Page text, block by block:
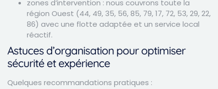
zones d’intervention : nous couvrons toute la
région Ouest (44, 49, 35, 56, 85, 79, 17, 72, 53, 29, 22,
86) avec une flotte adaptée et un service local
réactif.
Astuces d’organisation pour optimiser
sécurité et expérience
Quelques recommandations pratiques :